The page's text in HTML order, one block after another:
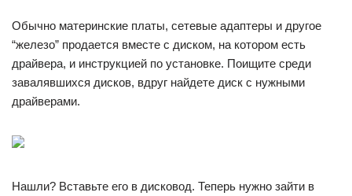
Обычно материнские платы, сетевые адаптеры и другое
“железо” продается вместе с диском, на котором есть
драйвера, и инструкцией по установке. Поищите среди
завалявшихся дисков, вдруг найдете диск с нужными
драйверами.
Нашли? Вставьте его в дисковод. Теперь нужно зайти в